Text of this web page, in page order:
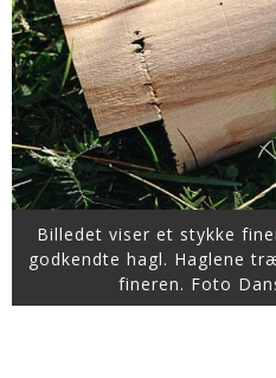
Billedet viser et stykke
godkendte hagl. Haglene
fineren. Foto